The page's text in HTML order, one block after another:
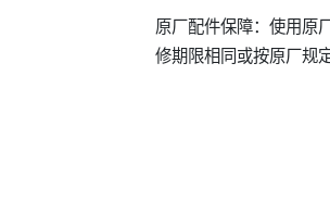
原厂配件保障：使用原
修期限相同或按原厂规